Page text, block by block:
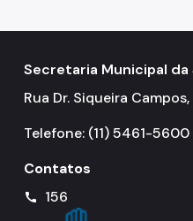
Secretaria Municipal da
Rua Dr. Siqueira
Telefone: (11) 5461-5600
Contatos
call 156